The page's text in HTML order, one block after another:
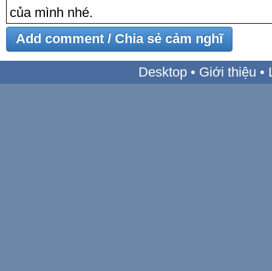
của mình nhé.
Desktop• Giới thiệu •